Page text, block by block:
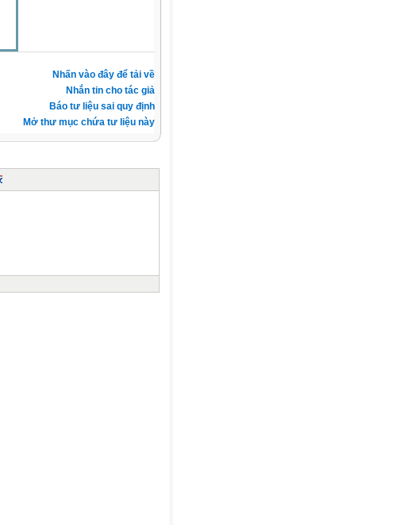
Nhấn vào đây để tải về
Nhắn tin cho tác giả
Báo tư liệu sai quy định
Mở thư mục chứa tư liệu này